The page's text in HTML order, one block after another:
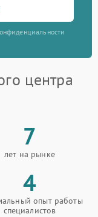
центра
7
лет на рынке
4
опыт работы
специалистов